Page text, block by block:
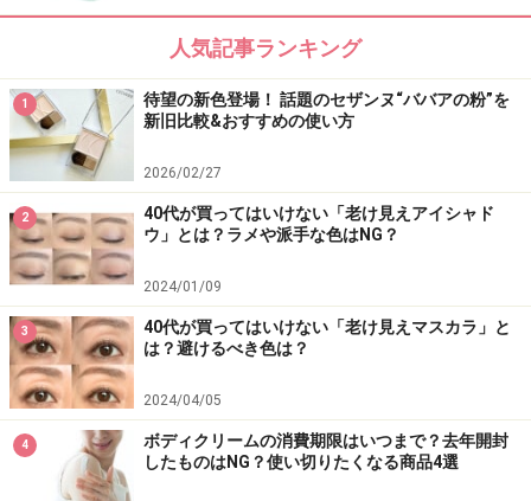
楽天市場で人気のコスメをチェック！
人気記事ランキング
1
待望の新色登場！ 話題のセザンヌ“ババアの粉”を
新旧比較&おすすめの使い方
2026/02/27
2
40代が買ってはいけない「老け見えアイシャド
ウ」とは？ラメや派手な色はNG？
2024/01/09
3
40代が買ってはいけない「老け見えマスカラ」と
は？避けるべき色は？
2024/04/05
4
ボディクリームの消費期限はいつまで？去年開封
したものはNG？使い切りたくなる商品4選